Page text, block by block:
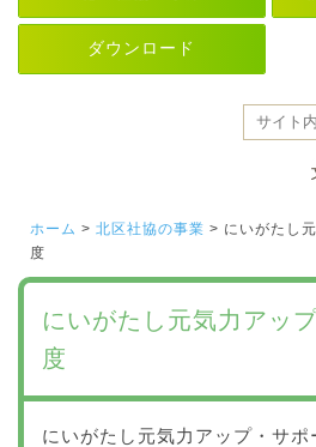
ダウンロード
ホーム > 北区社協の事業 > にいがたし
度
にいがたし元気力アッ
度
にいがたし元気力アップ・サ